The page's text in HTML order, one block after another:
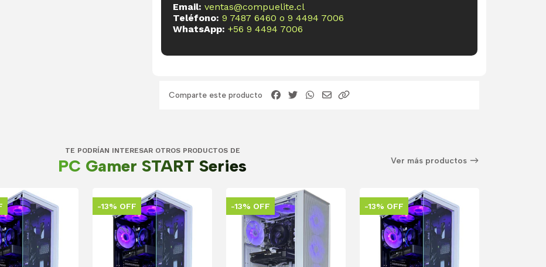
Email: ventas@compuelite.cl
Teléfono: 9 7487 6460 o 9 4494 7006
WhatsApp: +56 9 4494 7006
Comparte este producto
TE PODRÍAN INTERESAR OTROS PRODUCTOS DE
PC Gamer START Series Ver más productos
-13% OFF -13% OFF -13% OFF